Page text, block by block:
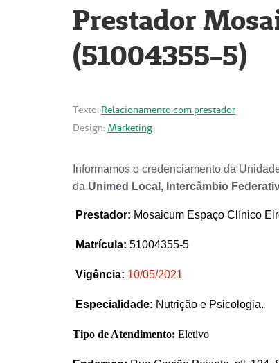
Prestador
(51004355-5)
Texto: Relacionamento com prestador
Design: Marketing
Informamos o credenciamento da
da Unimed Local, Intercâmbio
Prestador: Mosaicum Espaço Clínico
Matrícula: 51004355-5
Vigência: 10/05/2021
Especialidade: Nutrição e Psicologia.
Tipo de Atendimento: Eletivo